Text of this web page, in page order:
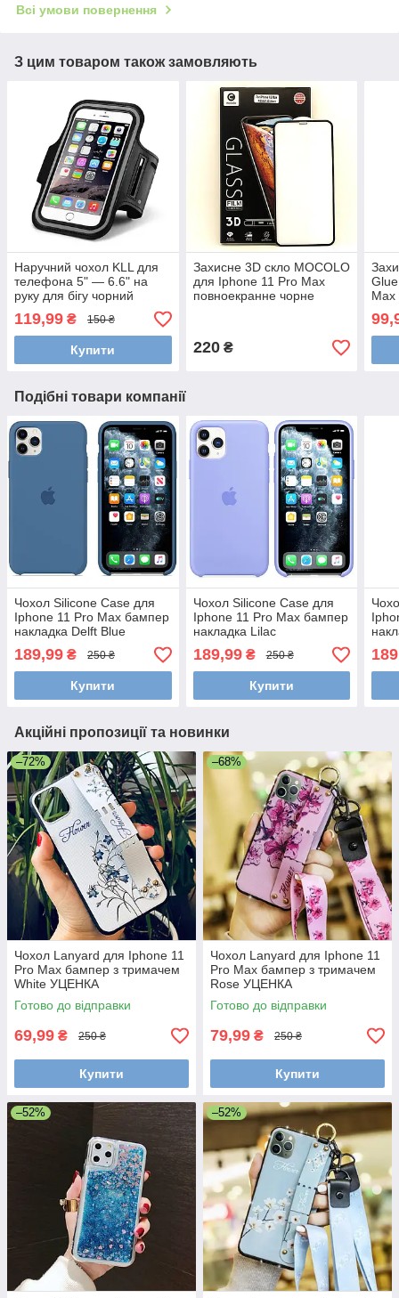
Всі умови повернення
З цим товаром також замовляють
Наручний чохол KLL для
телефона 5" — 6.6" на
руку для бігу чорний
119,99 ₴ 150 ₴
Купити
Захисне 3D скло MOCOLO
для Iphone 11 Pro Max
повноекранне чорне
220₴
Max
Подібні товари компанії
Чохол Silicone Саѕе для
Iphone 11 Pro Max бампер
накладка Delft Blue
189,99 ₴ 250 ₴
Купити
Чохол Silicone Саѕе для
Iphone 11 Pro Max бампер
накладка Lilac
189,99₴ 250 ₴
Купити
Акційні пропозиції та новинки
–72%
Чохол Lanyard для Iphone 11
Pro Max бампер з тримачем
White УЦЕНКА
Готово до відправки
69,99 ₴ 250 ₴
Купити
–68%
Чохол Lanyard для Iphone 11
Pro Max бампер з тримачем
Rose УЦЕНКА
Готово до відправки
79,99 ₴ 250 ₴
Купити
–52% –52%